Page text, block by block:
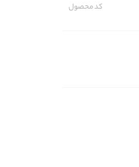
کد محصول